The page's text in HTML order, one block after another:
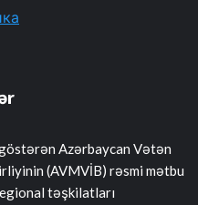
Azərbaycan Vətən
(AVMVİB) rəsmi mətbu
təşkilatları